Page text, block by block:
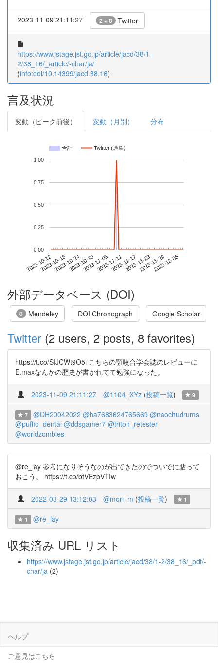
2023-11-09 21:11:27 2 + 8 Twitter
https://www.jstage.jst.go.jp/article/jacd/38/1-
2/38_16/_article/-char/ja/
(info:doi/10.14399/jacd.38.16)
言及状況
変動（ピーク前後） 変動（月別） 分布
合計 Twitter (通常)
2023-10-122023-10-182023-10-242023-10-302023-11-052023-11-112023-11-172023-11-232023-11-292023-12-05
0.00
0.25
0.50
0.75
1.00
外部データベース (DOI)
0 Mendeley DOI Chronograph Google Scholar
Twitter (2 users, 2 posts, 8 favorites)
https://t.co/SIJCWt9O5i こちらの顎咬合学会誌のレビューに
E.maxなんかの歴史が書かれてて勉強になった。
2023-11-09 21:11:27 @1104_XYz (投稿一覧) 9
7 @DH20042022 @ha7683624765669 @naochudrums
@puffio_dental @ddsgamer7 @triton_retester
@worldzombies
@re_lay 参考になりそうなのが出てきたのでついでに貼って
おこう。 https://t.co/btVEzpVTIw
2022-03-29 13:12:03 @mori_m (投稿一覧) 1
1 @re_lay
収集済み URL リスト
https://www.jstage.jst.go.jp/article/jacd/38/1-2/38_16/_pdf/-
char/ja (2)
ヘルプ
ご意見はこちら